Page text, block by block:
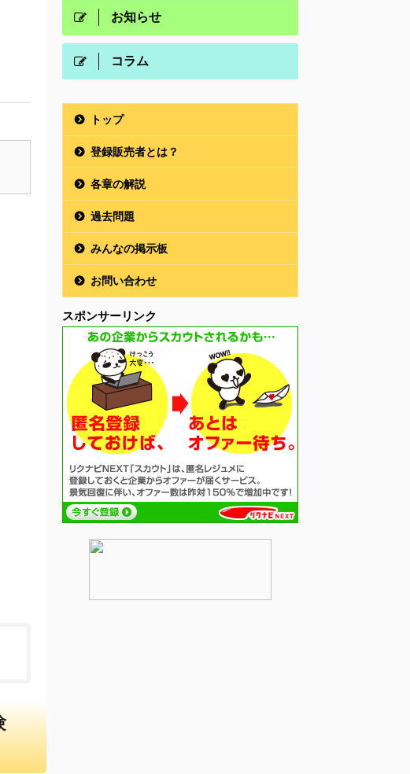
お知らせ
コラム
トップ
登録販売者とは？
各章の解説
過去問題
みんなの掲示板
お問い合わせ
スポンサーリンク